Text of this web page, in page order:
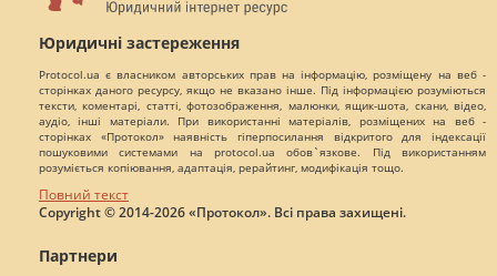
Юридичні застереження
Protocol.ua є власником авторських прав на інформацію, розміщену на веб -
сторінках даного ресурсу, якщо не вказано інше. Під інформацією розуміються
тексти, коментарі, статті, фотозображення, малюнки, ящик-шота, скани, відео,
аудіо, інші матеріали. При використанні матеріалів, розміщених на веб -
сторінках «Протокол» наявність гіперпосилання відкритого для індексації
пошуковими системами на protocol.ua обов`язкове. Під використанням
розуміється копіювання, адаптація, рерайтинг, модифікація тощо.
Повний текст
Copyright © 2014-2026 «Протокол». Всі права захищені.
Партнери